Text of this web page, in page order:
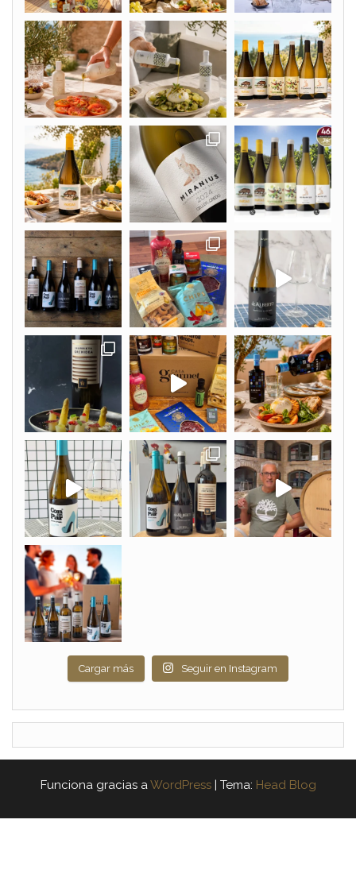
Cargar más Seguir en Instagram
Funciona gracias a WordPress | Tema: Head Blog